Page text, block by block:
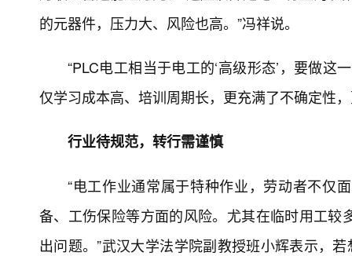
的元器件，压力大、风险也高。”冯祥说。
“PLC电工相当于电工的‘高级形态’，要做
仅学习成本高、培训周期长，更充满了不确定性
行业待规范，转行需谨慎
“电工作业通常属于特种作业，劳动者不仅
备、工伤保险等方面的风险。尤其在临时用工
出问题。”武汉大学法学院副教授班小辉表示，